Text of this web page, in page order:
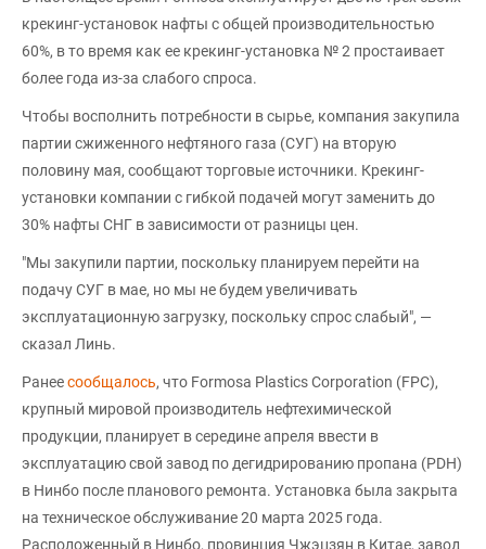
крекинг-установок нафты с общей производительностью
60%, в то время как ее крекинг-установка № 2 простаивает
более года из-за слабого спроса.
Чтобы восполнить потребности в сырье, компания закупила
партии сжиженного нефтяного газа (СУГ) на вторую
половину мая, сообщают торговые источники. Крекинг-
установки компании с гибкой подачей могут заменить до
30% нафты СНГ в зависимости от разницы цен.
"Мы закупили партии, поскольку планируем перейти на
подачу СУГ в мае, но мы не будем увеличивать
эксплуатационную загрузку, поскольку спрос слабый", —
сказал Линь.
Ранеесообщалось, что Formosa Plastics Corporation (FPC),
крупный мировой производитель нефтехимической
продукции, планирует в середине апреля ввести в
эксплуатацию свой завод по дегидрированию пропана (PDH)
в Нинбо после планового ремонта. Установка была закрыта
на техническое обслуживание 20 марта 2025 года.
Расположенный в Нинбо, провинция Чжэцзян в Китае, завод